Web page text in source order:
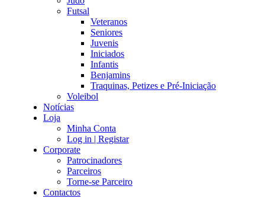
Futsal
Veteranos
Seniores
Juvenis
Iniciados
Infantis
Benjamins
Traquinas, Petizes e Pré-Iniciação
Voleibol
Notícias
Loja
Minha Conta
Log in | Registar
Corporate
Patrocinadores
Parceiros
Torne-se Parceiro
Contactos